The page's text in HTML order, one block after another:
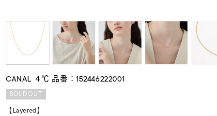
誕生石
モチーフ
石の色
CANAL ４℃ 品番：152446222001
SOLDOUT
【Layered】